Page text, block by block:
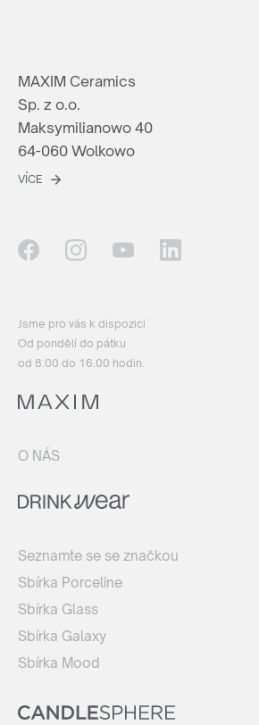
MAXIM Ceramics
Sp. z o.o.
Maksymilianowo 40
64-060 Wolkowo
VÍCE
Jsme pro vás k dispozici
Od pondělí do pátku
od 8.00 do 16.00 hodin.
O NÁS
Seznamte se se značkou
Sbírka Porceline
Sbírka Glass
Sbírka Galaxy
Sbírka Mood